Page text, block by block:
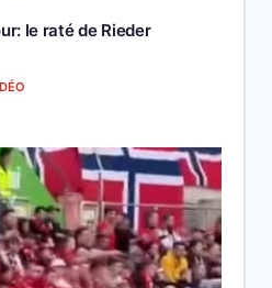
le raté de Rieder